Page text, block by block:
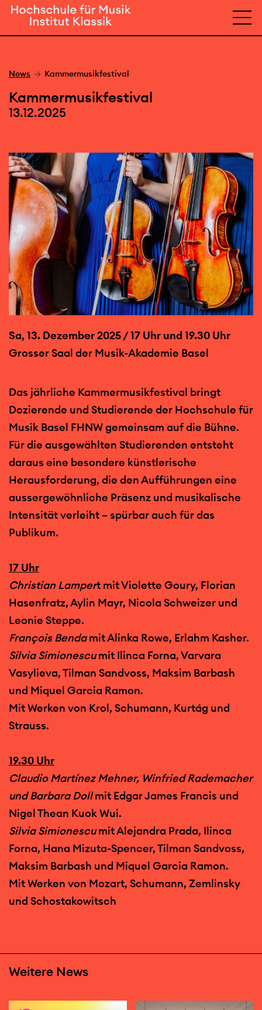
News Kammermusikfestival
Kammermusikfestival
13.12.2025
Sa, 13. Dezember 2025 / 17 Uhr und 19.30 Uhr
Grosser Saal der Musik-Akademie Basel
Das jährliche Kammermusikfestival bringt
Dozierende und Studierende der Hochschule für
Musik Basel FHNW gemeinsam auf die Bühne.
Für die ausgewählten Studierenden entsteht
daraus eine besondere künstlerische
Herausforderung, die den Aufführungen eine
aussergewöhnliche Präsenz und musikalische
Intensität verleiht – spürbar auch für das
Publikum.
17 Uhr
Christian Lampert mit Violette Goury, Florian
Hasenfratz, Aylin Mayr, Nicola Schweizer und
Leonie Steppe.
François Bendamit Alinka Rowe, Erlahm Kasher.
Silvia Simionescumit Ilinca Forna, Varvara
Vasylieva, Tilman Sandvoss, Maksim Barbash
und Miquel Garcia Ramon.
Mit Werken von Krol, Schumann, Kurtág und
Strauss.
19.30 Uhr
Claudio Martínez Mehner, Winfried Rademacher
und Barbara Dollmit Edgar James Francis und
Nigel Thean Kuok Wui.
Silvia Simionescumit Alejandra Prada, Ilinca
Forna, Hana Mizuta-Spencer, Tilman Sandvoss,
Maksim Barbash und Miquel Garcia Ramon.
Mit Werken von Mozart, Schumann, Zemlinsky
und Schostakowitsch
Weitere News